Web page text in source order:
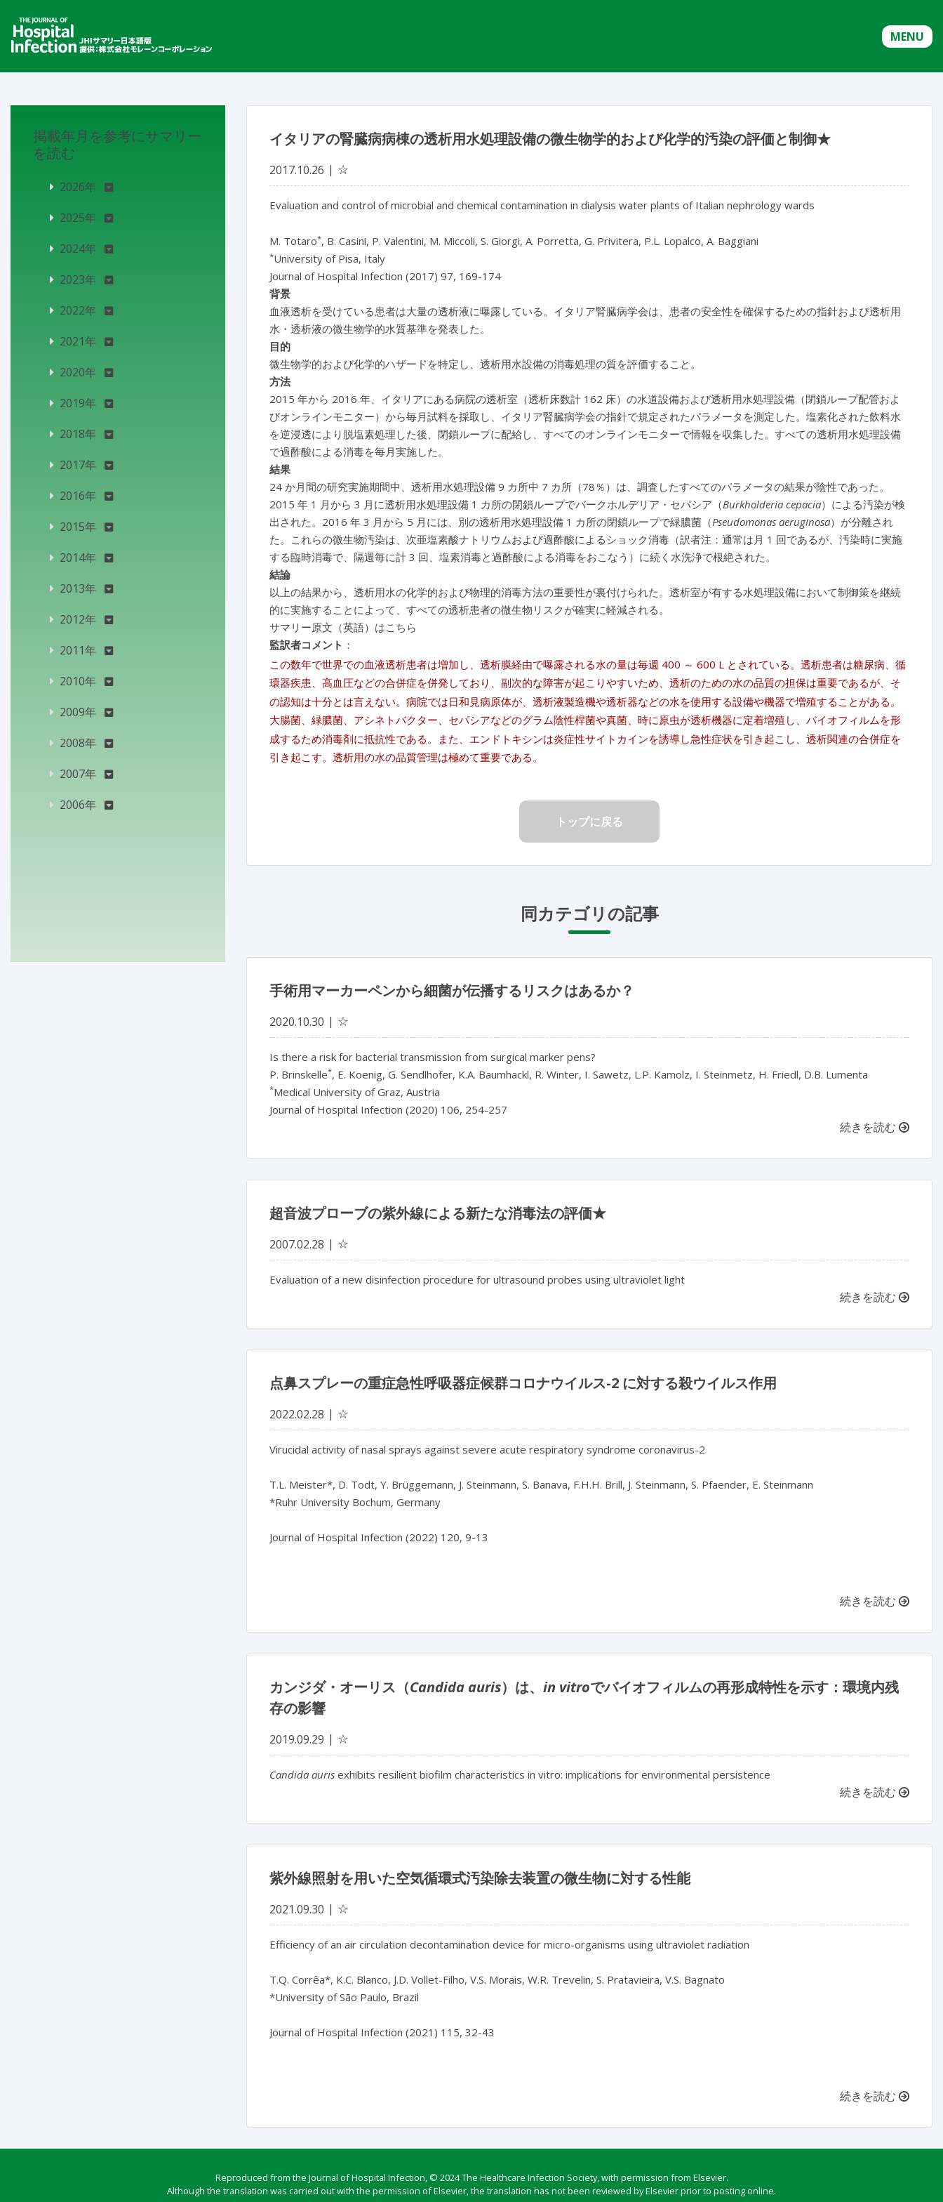
MENU
イタリアの腎臓病病棟の透析用水処理設備の微生物学的および化学的汚染の評価と制御★
2017.10.26 ☆
Evaluation and control of microbial and chemical contamination in dialysis water plants of Italian nephrology wards
M. Totaro*, B. Casini, P. Valentini, M. Miccoli, S. Giorgi, A. Porretta, G. Privitera, P.L. Lopalco, A. Baggiani
*University of Pisa, Italy
Journal of Hospital Infection (2017) 97, 169-174
背景
血液透析を受けている患者は大量の透析液に曝露している。イタリア腎臓病学会は、患者の安全性を確保するための指針および透析用
水・透析液の微生物学的水質基準を発表した。
目的
微生物学的および化学的ハザードを特定し、透析用水設備の消毒処理の質を評価すること。
方法
2015 年から 2016 年、イタリアにある病院の透析室（透析床数計 162 床）の水道設備および透析用水処理設備（閉鎖ループ配管およ
びオンラインモニター）から毎月試料を採取し、イタリア腎臓病学会の指針で規定されたパラメータを測定した。塩素化された飲料水
を逆浸透により脱塩素処理した後、閉鎖ループに配給し、すべてのオンラインモニターで情報を収集した。すべての透析用水処理設備
で過酢酸による消毒を毎月実施した。
結果
24 か月間の研究実施期間中、透析用水処理設備 9 カ所中 7 カ所（78％）は、調査したすべてのパラメータの結果が陰性であった。
2015 年 1 月から 3 月に透析用水処理設備 1 カ所の閉鎖ループでバークホルデリア・セパシア（Burkholderia cepacia）による汚染が検
出された。2016 年 3 月から 5 月には、別の透析用水処理設備 1 カ所の閉鎖ループで緑膿菌（Pseudomonas aeruginosa）が分離され
た。これらの微生物汚染は、次亜塩素酸ナトリウムおよび過酢酸によるショック消毒（訳者注：通常は月 1 回であるが、汚染時に実施
する臨時消毒で、隔週毎に計 3 回、塩素消毒と過酢酸による消毒をおこなう）に続く水洗浄で根絶された。
結論
以上の結果から、透析用水の化学的および物理的消毒方法の重要性が裏付けられた。透析室が有する水処理設備において制御策を継続
的に実施することによって、すべての透析患者の微生物リスクが確実に軽減される。
サマリー原文（英語）はこちら
監訳者コメント ：
この数年で世界での血液透析患者は増加し、透析膜経由で曝露される水の量は毎週 400 ～ 600 L とされている。透析患者は糖尿病、循
環器疾患、高血圧などの合併症を併発しており、副次的な障害が起こりやすいため、透析のための水の品質の担保は重要であるが、そ
の認知は十分とは言えない。病院では日和見病原体が、透析液製造機や透析器などの水を使用する設備や機器で増殖することがある。
大腸菌、緑膿菌、アシネトバクター、セパシアなどのグラム陰性桿菌や真菌、時に原虫が透析機器に定着増殖し、バイオフィルムを形
成するため消毒剤に抵抗性である。また、エンドトキシンは炎症性サイトカインを誘導し急性症状を引き起こし、透析関連の合併症を
引き起こす。透析用の水の品質管理は極めて重要である。
トップに戻る
同カテゴリの記事
手術用マーカーペンから細菌が伝播するリスクはあるか？
2020.10.30 ☆
Is there a risk for bacterial transmission from surgical marker pens?
P. Brinskelle*, E. Koenig, G. Sendlhofer, K.A. Baumhackl, R. Winter, I. Sawetz, L.P. Kamolz, I. Steinmetz, H. Friedl, D.B. Lumenta
*Medical University of Graz, Austria
Journal of Hospital Infection (2020) 106, 254-257
続きを読む
超音波プローブの紫外線による新たな消毒法の評価★
2007.02.28 ☆
Evaluation of a new disinfection procedure for ultrasound probes using ultraviolet light
続きを読む
点鼻スプレーの重症急性呼吸器症候群コロナウイルス-2 に対する殺ウイルス作用
2022.02.28 ☆
Virucidal activity of nasal sprays against severe acute respiratory syndrome coronavirus-2
T.L. Meister*, D. Todt, Y. Brüggemann, J. Steinmann, S. Banava, F.H.H. Brill, J. Steinmann, S. Pfaender, E. Steinmann
*Ruhr University Bochum, Germany
Journal of Hospital Infection (2022) 120, 9-13
続きを読む
カンジダ・オーリス（Candida auris）は、 in vitroでバイオフィルムの再形成特性を示す：環境内残
存の影響
2019.09.29 ☆
Candida auris exhibits resilient biofilm characteristics in vitro: implications for environmental persistence
続きを読む
紫外線照射を用いた空気循環式汚染除去装置の微生物に対する性能
2021.09.30 ☆
Efficiency of an air circulation decontamination device for micro-organisms using ultraviolet radiation
T.Q. Corrêa*, K.C. Blanco, J.D. Vollet-Filho, V.S. Morais, W.R. Trevelin, S. Pratavieira, V.S. Bagnato
*University of São Paulo, Brazil
Journal of Hospital Infection (2021) 115, 32-43
続きを読む
掲載年月を参考にサマリー
を読む
2026年
2025年
2024年
2023年
2022年
2021年
2020年
2019年
2018年
2017年
2016年
2015年
2014年
2013年
2012年
2011年
2010年
2009年
2008年
2007年
2006年
Reproduced from the Journal of Hospital Infection, © 2024 The Healthcare Infection Society, with permission from Elsevier.
Although the translation was carried out with the permission of Elsevier, the translation has not been reviewed by Elsevier prior to posting online.